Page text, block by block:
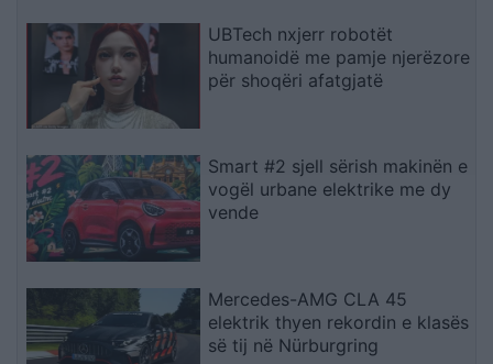
UBTech nxjerr robotët
humanoidë me pamje njerëzore
për shoqëri afatgjatë
Smart #2 sjell sërish makinën e
vogël urbane elektrike me dy
vende
Mercedes-AMG CLA 45
elektrik thyen rekordin e klasës
së tij në Nürburgring